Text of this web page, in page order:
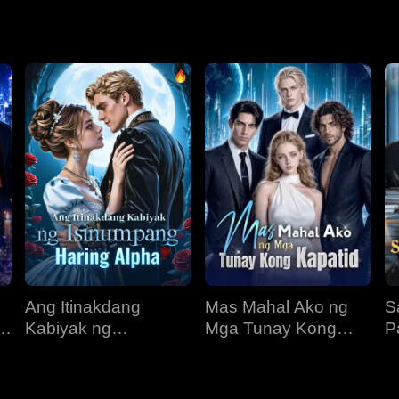
ng kanyang pamilya.
Ang Itinakdang
Kabiyak ng
Mas Mahal Ako ng
Mga Tunay Kong